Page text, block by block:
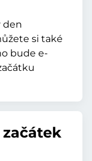
den
si také
bude e-